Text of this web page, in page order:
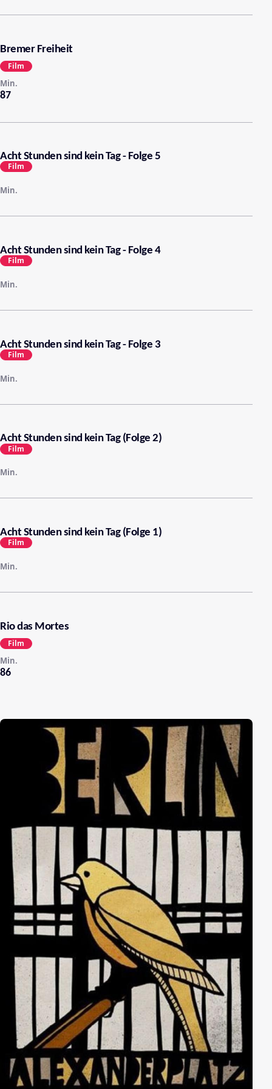
Bremer Freiheit
87
Min.
Film
Acht Stunden sind kein Tag - Folge 5
Min.
Film
Acht Stunden sind kein Tag - Folge 4
Min.
Film
Acht Stunden sind kein Tag - Folge 3
Min.
Film
Acht Stunden sind kein Tag (Folge 2)
Min.
Film
Acht Stunden sind kein Tag (Folge 1)
Min.
Film
Rio das Mortes
86
Min.
Film